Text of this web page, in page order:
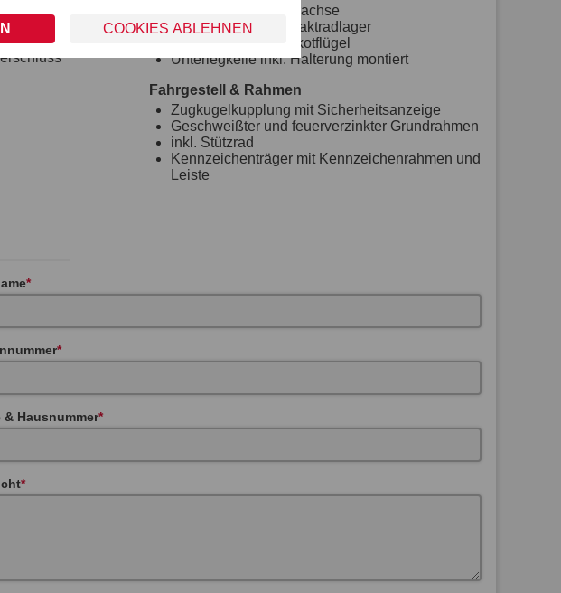
und Frontwand
robuste Gummifederachse
wartungsfreie Kompaktradlager
stoßfeste Kunststoffkotflügel
Unterlegkeile inkl. Halterung montiert
Fahrgestell & Rahmen
Zugkugelkupplung mit Sicherheitsanzeige
Geschweißter und feuerverzinkter Grundrahmen
inkl. Stützrad
Kennzeichenträger mit Kennzeichenrahmen und
Leiste
& Hausnummer
COOKIES ABLEHNEN